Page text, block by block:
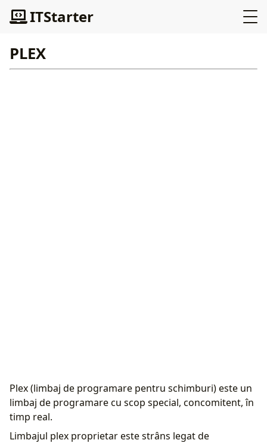
ITStarter
PLEX
Plex (limbaj de programare pentru schimburi) este un
limbaj de programare cu scop special, concomitent, în
timp real.
Limbajul plex proprietar este strâns legat de